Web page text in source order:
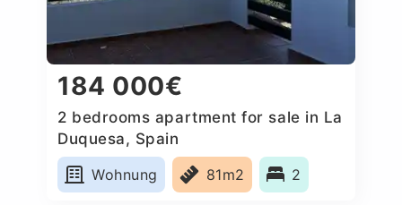
184 000€
2 bedrooms apartment for sale in La
Duquesa, Spain
Wohnung
81m2 2